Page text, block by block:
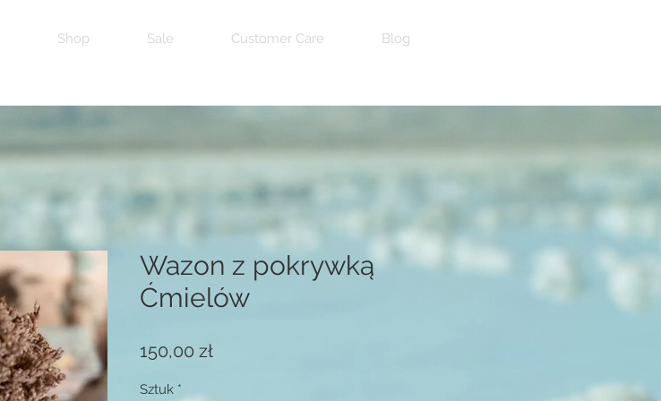
Shop Sale Customer Care Blog
Wazon z pokrywką
Ćmielów
150,00 złCena
Sztuk *